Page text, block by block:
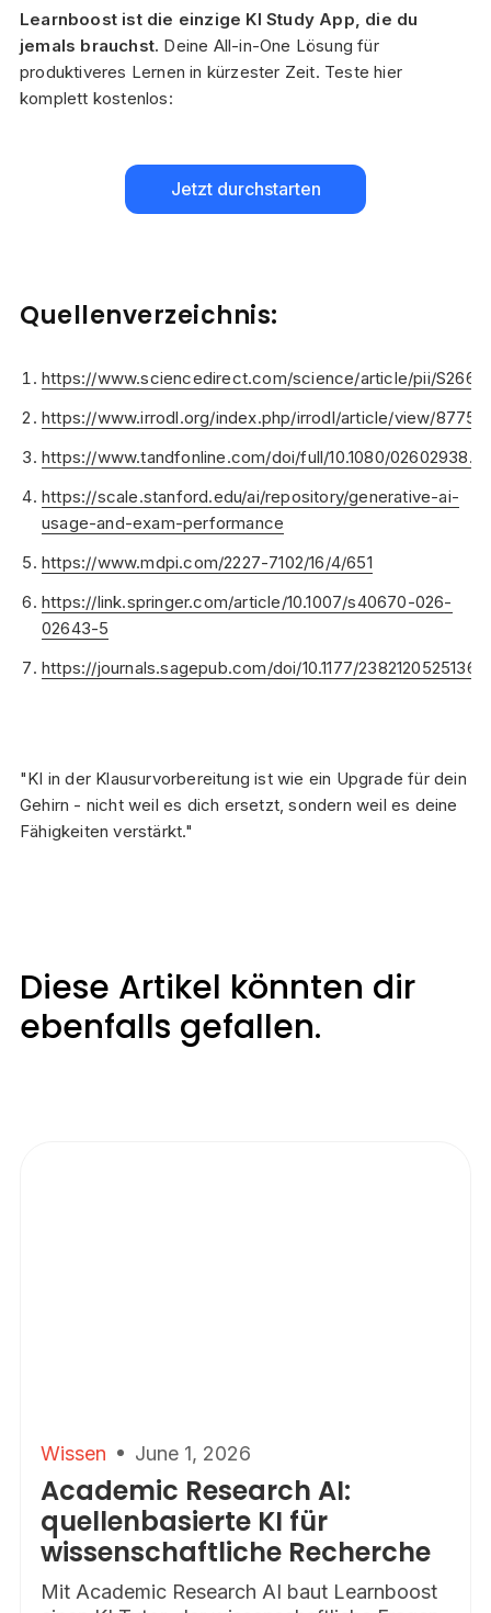
Learnboost ist die einzige KI Study App, die du
jemals brauchst. Deine All-in-One Lösung für
produktiveres Lernen in kürzester Zeit. Teste hier
komplett kostenlos:
Jetzt durchstarten
Quellenverzeichnis:
https://www.sciencedirect.com/science/article/pii/
https://www.irrodl.org/index.php/irrodl/article/view/8775
https://www.tandfonline.com/doi/full/10.1080/
https://scale.stanford.edu/ai/repository/generative-ai-
usage-and-exam-performance
https://www.mdpi.com/2227-7102/16/4/651
https://link.springer.com/article/10.1007/s40670-026-
02643-5
https://journals.sagepub.com/doi/10.1177/
"KI in der Klausurvorbereitung ist wie ein Upgrade für dein
Gehirn - nicht weil es dich ersetzt, sondern weil es deine
Fähigkeiten verstärkt."
Diese Artikel könnten dir
ebenfalls gefallen.
Wissen June 1, 2026
Academic Research AI:
quellenbasierte KI für
wissenschaftliche Recherche
Mit Academic Research AI baut Learnboost